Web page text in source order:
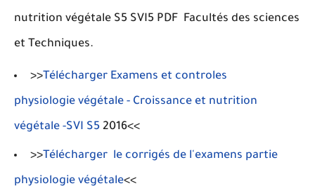
nutrition végétale S5 SVI5 PDF Facultés des sciences
et Techniques.
>>Télécharger Examens et controles
physiologie végétale - Croissance et nutrition
végétale -SVI S5 2016<<
>>Télécharger le corrigés de l'examens partie
physiologie végétale<<